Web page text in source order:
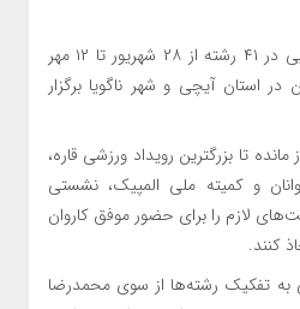
بیستمین دوره بازی‌های آسیایی در ۴۱ رشته از ۲۸ شهریور تا ۱۲ مهر
در استان آیچی و شهر ناگویا برگزار
اساس در فاصله ۱۳۶ روز مانده تا بزرگترین رویداد ورزشی قاره،
و کمیته ملی المپیک، نشستی
لازم را برای حضور موفق کاروان
کنند.
تفکیک رشته‌ها از سوی محمدرضا